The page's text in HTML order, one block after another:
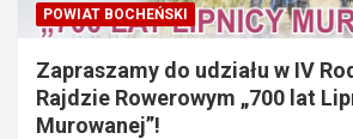
POWIAT BOCHEŃSKI
Zapraszamy do udziału w IV
Rajdzie Rowerowym „700 lat
Murowanej”!